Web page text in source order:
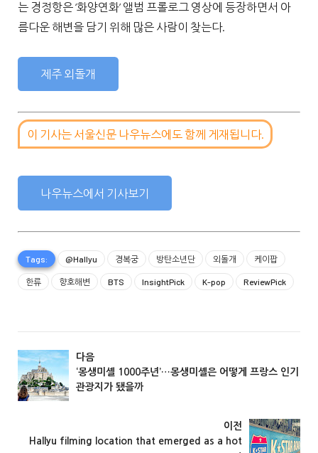
는 경정항은 ‘화양연화’ 앨범 프롤로그 영상에 등장하면서 아
름다운 해변을 담기 위해 많은 사람이 찾는다.
제주 외돌개
이 기사는 서울신문 나우뉴스에도 함께 게재됩니다.
나우뉴스에서 기사보기
Tags: @Hallyu 경복궁 방탄소년단 외돌개 케이팝
한류 향호해변 BTS InsightPick K-pop ReviewPick
다음
‘몽생미셸 1000주년’…몽생미셸은 어떻게 프랑스 인기
관광지가 됐을까
이전
Hallyu filming location that emerged as a hot